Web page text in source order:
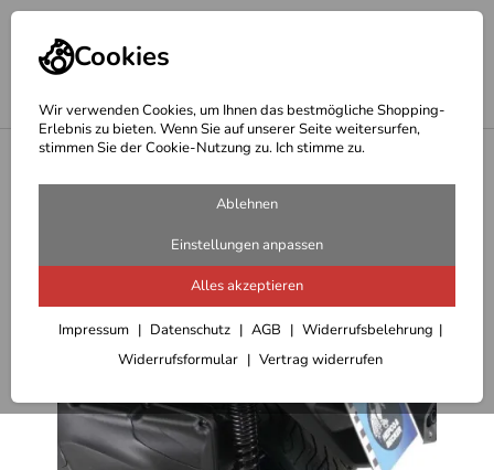
Cookies
Wir verwenden Cookies, um Ihnen das bestmögliche Shopping-
Erlebnis zu bieten. Wenn Sie auf unserer Seite weitersurfen,
stimmen Sie der Cookie-Nutzung zu. Ich stimme zu.
Ablehnen
Einstellungen anpassen
Alles akzeptieren
Impressum Datenschutz AGB
Widerrufsbelehrung
Widerrufsformular
Vertrag widerrufen
Hepco Becker Träger